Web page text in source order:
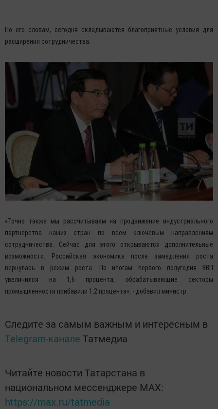
По его словам, сегодня складываются благоприятные условия для
расширения сотрудничества.
«Точно также мы рассчитываем на продвижение индустриального
партнёрства наших стран по всем ключевым направлениям
сотрудничества. Сейчас для этого открываются дополнительные
возможности. Российская экономика после замедления роста
вернулась в режим роста. По итогам первого полугодия ВВП
увеличился на 1,6 процента, обрабатывающие секторы
промышленности прибавили 1,2 процента», - добавил министр.
Следите за самым важным и интересным в
Telegram-канале Татмедиа
Читайте новости Татарстана в
национальном мессенджере MАХ:
https://max.ru/tatmedia